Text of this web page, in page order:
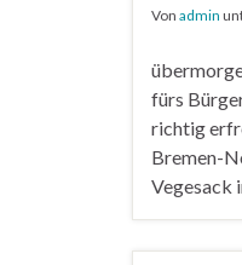
Von admin
fürs
richtig
Bremen-
Vegesack